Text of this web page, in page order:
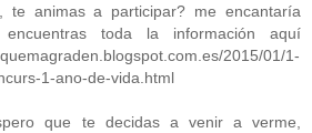
te animas a participar? me encantaría
encuentras toda la información aquí
2015/01/1-
1-ano-de-vida.html
que te decidas a venir a verme,